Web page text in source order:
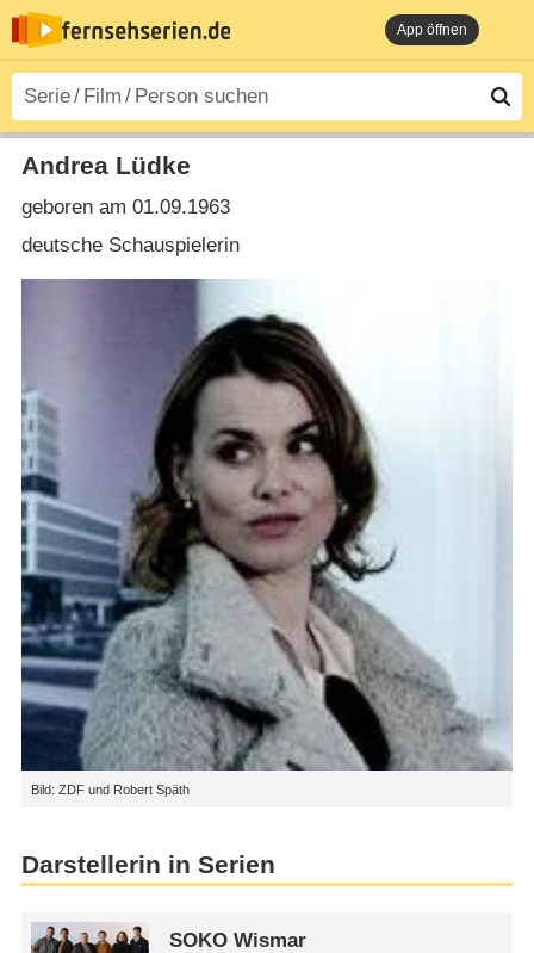
App öffnen
Bild: ZDF und Robert Späth
Andrea Lüdke
geboren am 01.09.1963
deutsche Schauspielerin
Darstellerin in Serien
SOKO Wismar